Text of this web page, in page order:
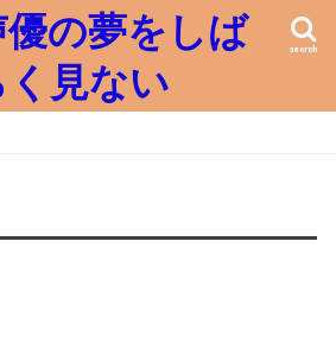
の夢をしば
く見ない
search